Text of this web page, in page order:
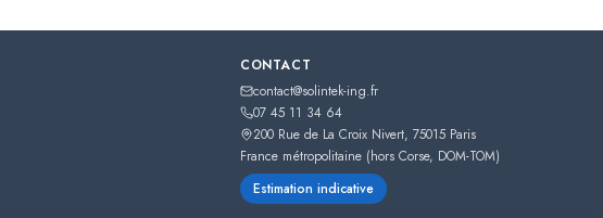
CONTACT
contact@solintek-ing.fr
07 45 11 34 64
200 Rue de La Croix Nivert, 75015 Paris
France métropolitaine (hors Corse, DOM-TOM)
Estimation indicative